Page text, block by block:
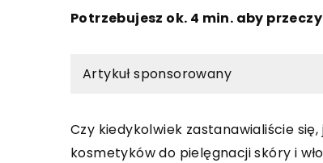
Potrzebujesz ok. 4 min. aby
Artykuł sponsorowany
Czy kiedykolwiek zastanawialiście
kosmetyków do pielęgnacji skóry i